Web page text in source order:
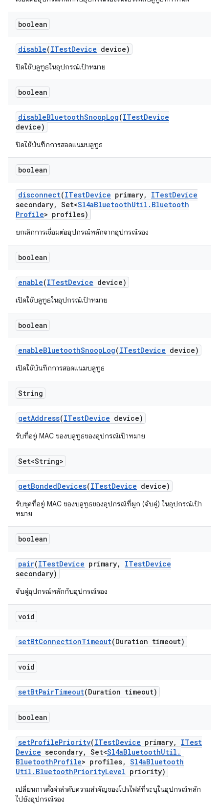
boolean
disable(ITestDevice device)
ปิดใช้บลูทูธในอุปกรณ์เป้าหมาย
boolean
disableBluetoothSnoopLog(ITestDevice
device)
ปิดใช้บันทึกการสอดแนมบลูทูธ
boolean
disconnect(ITestDevice primary, ITestDevice
secondary, Set<Sl4aBluetoothUtil . Bluetooth
Profile> profiles)
ยกเลิกการเชื่อมต่ออุปกรณ์หลักจากอุปกรณ์รอง
boolean
enable(ITestDevice device)
เปิดใช้บลูทูธในอุปกรณ์เป้าหมาย
boolean
enableBluetoothSnoopLog(ITestDevice device)
เปิดใช้บันทึกการสอดแนมบลูทูธ
String
getAddress(ITestDevice device)
รับที่อยู่ MAC ของบลูทูธของอุปกรณ์เป้าหมาย
Set<String>
getBondedDevices(ITestDevice device)
รับชุดที่อยู่ MAC ของบลูทูธของอุปกรณ์ที่ผูก (จับคู่) ในอุปกรณ์เป้า
หมาย
boolean
pair(ITestDevice primary, ITestDevice
secondary)
จับคู่อุปกรณ์หลักกับอุปกรณ์รอง
void
setBtConnectionTimeout(Duration timeout)
void
setBtPairTimeout(Duration timeout)
boolean
setProfilePriority(ITestDevice primary,
ITest
Device secondary, Set<Sl4aBluetoothUtil .
BluetoothProfile> profiles, Sl4aBluetooth
Util . BluetoothPriorityLevel priority)
เปลี่ยนการตั้งค่าลำดับความสำคัญของโปรไฟล์ที่ระบุในอุปกรณ์หลัก
ไปยังอุปกรณ์รอง